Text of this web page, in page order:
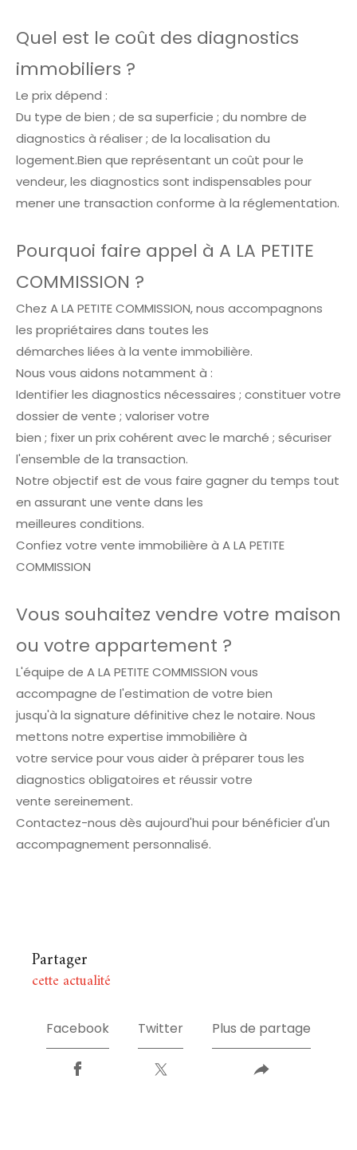
Quel est le coût des diagnostics
immobiliers ?
Le prix dépend :
Du type de bien ; de sa superficie ; du nombre de
diagnostics à réaliser ; de la localisation du
logement.Bien que représentant un coût pour le
vendeur, les diagnostics sont indispensables pour
mener une transaction conforme à la réglementation.
Pourquoi faire appel à A LA PETITE
COMMISSION ?
Chez A LA PETITE COMMISSION, nous accompagnons
les propriétaires dans toutes les
démarches liées à la vente immobilière.
Nous vous aidons notamment à :
Identifier les diagnostics nécessaires ; constituer votre
dossier de vente ; valoriser votre
bien ; fixer un prix cohérent avec le marché ; sécuriser
l'ensemble de la transaction.
Notre objectif est de vous faire gagner du temps tout
en assurant une vente dans les
meilleures conditions.
Confiez votre vente immobilière à A LA PETITE
COMMISSION
Vous souhaitez vendre votre maison
ou votre appartement ?
L'équipe de A LA PETITE COMMISSION vous
accompagne de l'estimation de votre bien
jusqu'à la signature définitive chez le notaire. Nous
mettons notre expertise immobilière à
votre service pour vous aider à préparer tous les
diagnostics obligatoires et réussir votre
vente sereinement.
Contactez-nous dès aujourd'hui pour bénéficier d'un
accompagnement personnalisé.
Partager
cette actualité
Facebook Twitter Plus de partage